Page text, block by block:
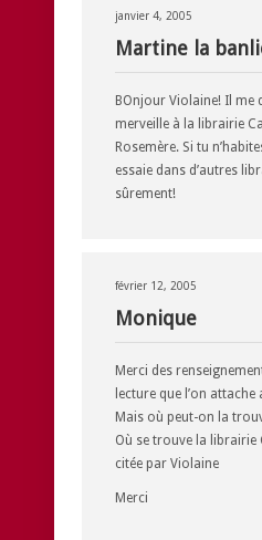
janvier 4, 2005
Martine la
BOnjour Violaine! Il me
merveille à la librairie
Rosemère. Si tu
essaie dans d’autres
sûrement!
février 12, 2005
Monique
Merci des
lecture que l’on attache
Mais où peut-on la
Où se trouve la librairie
citée par Violaine
Merci